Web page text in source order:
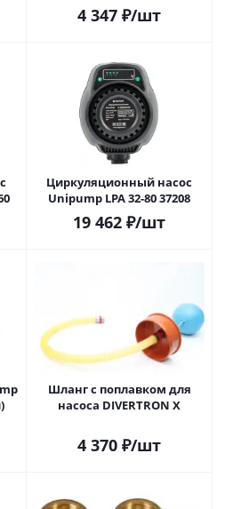
4 347 ₽/шт
Циркуляционный насос
Unipump LPA 32-80 37208
19 462 ₽/шт
Шланг с поплавком для
насоса DIVERTRON X
4 370 ₽/шт